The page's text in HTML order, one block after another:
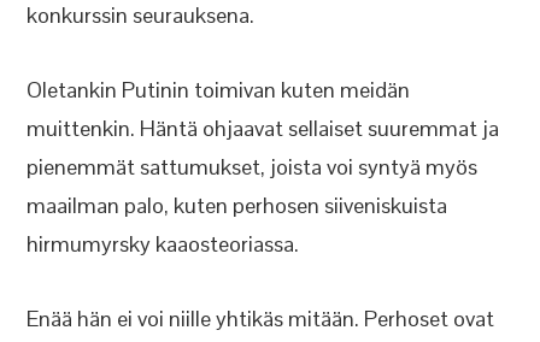
konkurssin seurauksena.
Oletankin Putinin toimivan kuten meidän
muittenkin. Häntä ohjaavat sellaiset suuremmat ja
pienemmät sattumukset, joista voi syntyä myös
maailman palo, kuten perhosen siiveniskuista
hirmumyrsky kaaosteoriassa.
Enää hän ei voi niille yhtikäs mitään. Perhoset ovat